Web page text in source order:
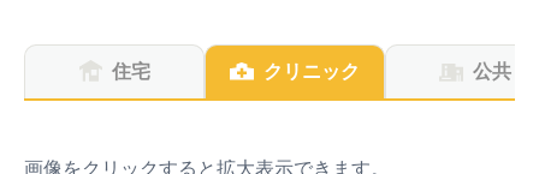
住宅 クリニック 公共
画像をクリックすると拡大表示できます。